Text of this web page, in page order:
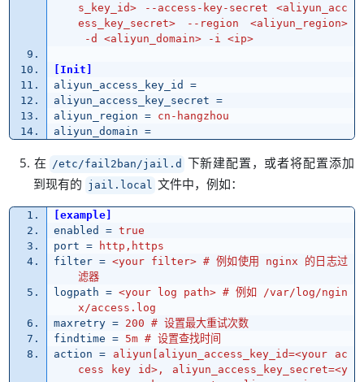
s_key_id> --access-key-secret <aliyun_acc
ess_key_secret> --region <aliyun_region>
-d <aliyun_domain> -i <ip>
[Init]
aliyun_access_key_id
=
aliyun_access_key_secret =
aliyun_region =
cn-hangzhou
aliyun_domain =
在 /etc/fail2ban/jail.d 下新建配置 ， 或者将配置添加
到现有的 jail.local 文件中， 例如：
[example]
enabled
= true
port =
http,https
filter = <your filter> # 例如使用 nginx 的日志过
滤器
logpath = <your log path> # 例如 /var/log/ngin
x/access.log
maxretry =
200 # 设置最大重试次数
findtime =
5m # 设置查找时间
action =
aliyun[aliyun_access_key_id=<your ac
cess key id>, aliyun_access_key_secret=<y